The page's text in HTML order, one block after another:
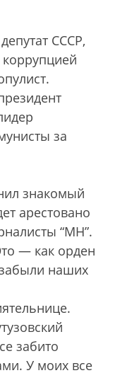
СССР,
за
знакомый
арестовано
“МН”.
— как орден
наших
забито
У моих все